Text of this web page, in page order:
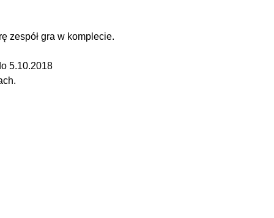
zespół gra w komplecie.
5.10.2018